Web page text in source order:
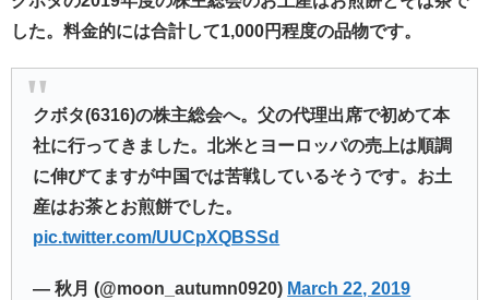
した。料金的には合計して1,000円程度の品物です。
クボタ(6316)の株主総会へ。父の代理出席で初めて本
社に行ってきました。北米とヨーロッパの売上は順調
に伸びてますが中国では苦戦しているそうです。お土
産はお茶とお煎餅でした。
pic.twitter.com/UUCpXQBSSd
— 秋月 (@moon_autumn0920) March 22, 2019